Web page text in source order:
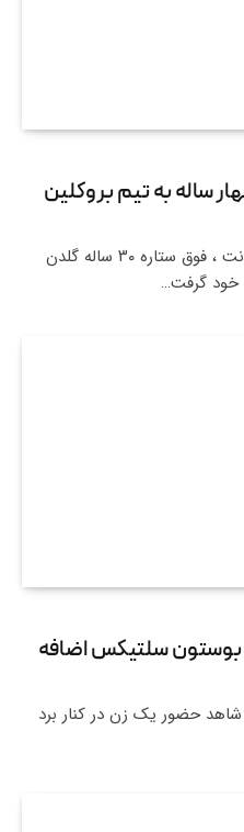
ساله به تیم بروکلین
سرانجام داستان جدایی کوین دورانت ، فوق ستاره ۳۰ ساله گلدن
خود گرفت…
بوستون سلتیکس اضافه
حضور یک زن در کنار برد